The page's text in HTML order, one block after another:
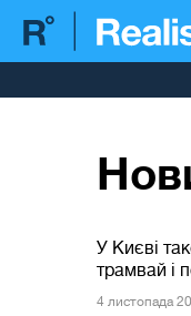
У Києві
трамвай і
4 листопада